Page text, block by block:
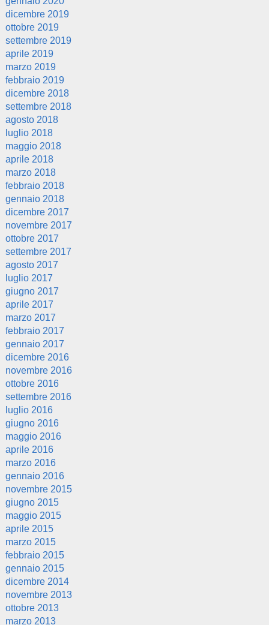
dicembre 2019
ottobre 2019
settembre 2019
aprile 2019
marzo 2019
febbraio 2019
dicembre 2018
settembre 2018
agosto 2018
luglio 2018
maggio 2018
aprile 2018
marzo 2018
febbraio 2018
gennaio 2018
dicembre 2017
novembre 2017
ottobre 2017
settembre 2017
agosto 2017
luglio 2017
giugno 2017
aprile 2017
marzo 2017
febbraio 2017
gennaio 2017
dicembre 2016
novembre 2016
ottobre 2016
settembre 2016
luglio 2016
giugno 2016
maggio 2016
aprile 2016
marzo 2016
gennaio 2016
novembre 2015
giugno 2015
maggio 2015
aprile 2015
marzo 2015
febbraio 2015
gennaio 2015
dicembre 2014
novembre 2013
ottobre 2013
marzo 2013